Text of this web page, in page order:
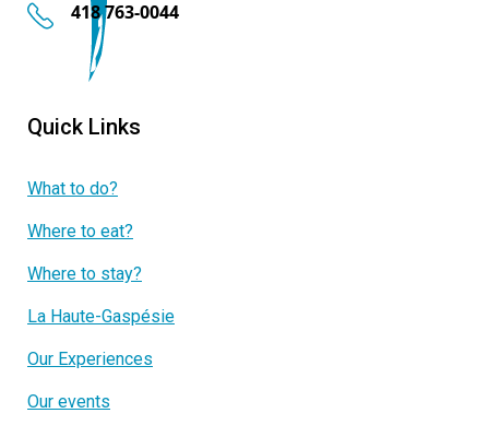
418 763-0044
Quick Links
What to do?
Where to eat?
Where to stay?
La Haute-Gaspésie
Our Experiences
Our events